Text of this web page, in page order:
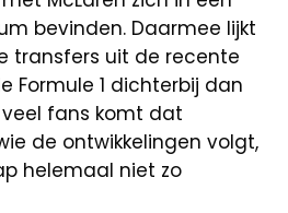
bevinden. Daarmee lijkt
transfers uit de recente
Formule 1 dichterbij dan
fans komt dat
de ontwikkelingen volgt,
helemaal niet zo